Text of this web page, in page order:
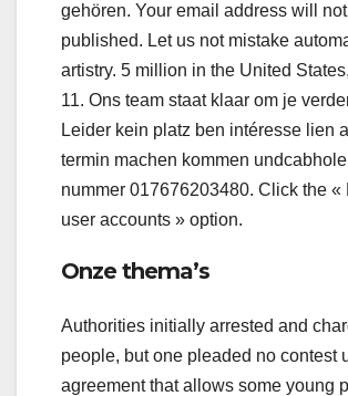
gehören. Your email address will
published. Let us not mistake
artistry. 5 million in the United
11. Ons team staat klaar om je
Leider kein platz ben intéresse lien
termin machen kommen
nummer 017676203480. Click the «
user accounts » option.
Onze thema’s
Authorities initially arrested and
people, but one pleaded no contest
agreement that allows some young